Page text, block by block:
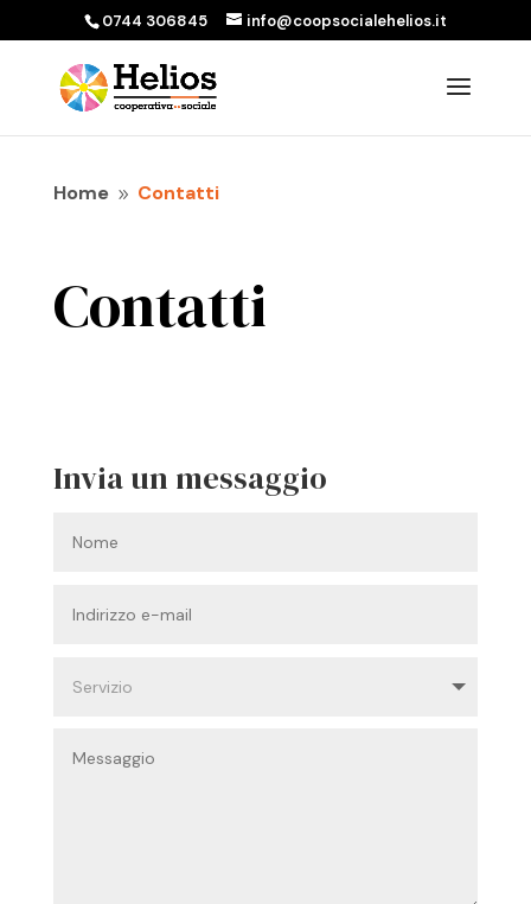
0744 306845 info@coopsocialehelios.it
Home 9 Contatti
Contatti
Invia un messaggio